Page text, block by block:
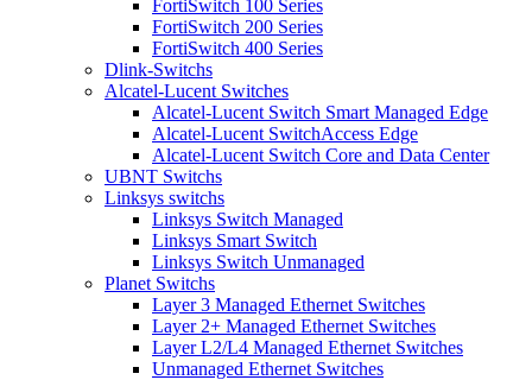
FortiSwitch 100 Series
FortiSwitch 200 Series
FortiSwitch 400 Series
Dlink-Switchs
Alcatel-Lucent Switches
Alcatel-Lucent Switch Smart Managed Edge
Alcatel-Lucent SwitchAccess Edge
Alcatel-Lucent Switch Core and Data Center
UBNT Switchs
Linksys switchs
Linksys Switch Managed
Linksys Smart Switch
Linksys Switch Unmanaged
Planet Switchs
Layer 3 Managed Ethernet Switches
Layer 2+ Managed Ethernet Switches
Layer L2/L4 Managed Ethernet Switches
Unmanaged Ethernet Switches